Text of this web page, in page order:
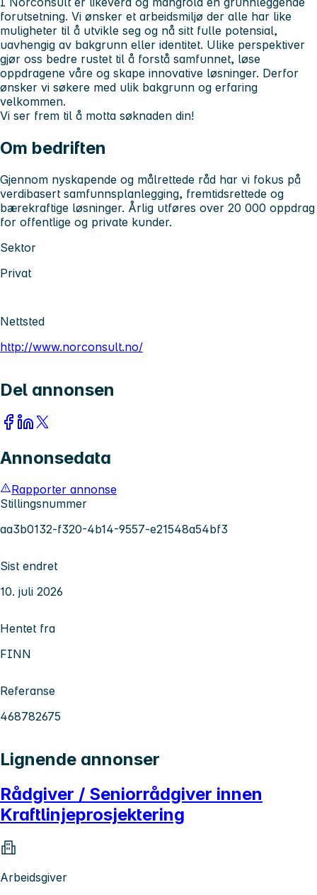
forutsetning. Vi ønsker et arbeidsmiljø der alle har like
muligheter til å utvikle seg og nå sitt fulle potensial,
uavhengig av bakgrunn eller identitet. Ulike perspektiver
gjør oss bedre rustet til å forstå samfunnet, løse
oppdragene våre og skape innovative løsninger. Derfor
ønsker vi søkere med ulik bakgrunn og erfaring
velkommen.
Vi ser frem til å motta søknaden din!
Om bedriften
Gjennom nyskapende og målrettede råd har vi fokus på
verdibasert samfunnsplanlegging, fremtidsrettede og
bærekraftige løsninger. Årlig utføres over 20 000 oppdrag
for offentlige og private kunder.
Sektor
Privat
Nettsted
http://www.norconsult.no/
Del annonsen
Annonsedata
Rapporter annonse
Stillingsnummer
aa3b0132-f320-4b14-9557-e21548a54bf3
Sist endret
10. juli 2026
Hentet fra
FINN
Referanse
468782675
Lignende annonser
Rådgiver / Seniorrådgiver innen
Kraftlinjeprosjektering
Arbeidsgiver